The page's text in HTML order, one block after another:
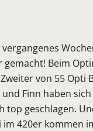
Beim
von 55 Opti
Finn haben
top geschlagen.
im 420er kommen